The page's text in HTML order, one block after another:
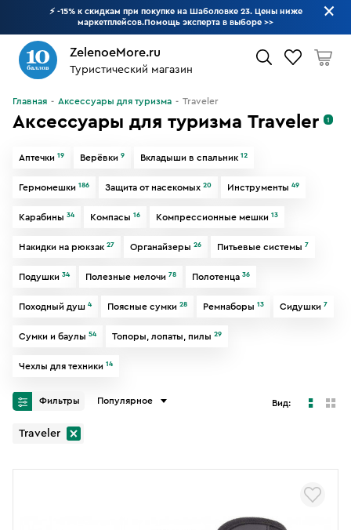
⚡ -15% к скидкам при покупке на Шаболовке 23. Цены ниже
маркетплейсов.Помощь эксперта в выборе >>
ZelenoeMore.ru
Туристический магазин
Что будем искать?
Главная Аксессуары для туризма Traveler
Аксессуары для туризма Traveler 1
Аптечки 19 Верёвки 9 Вкладыши в спальник 12
Гермомешки 186 Защита от насекомых 20 Инструменты 49
Карабины 34 Компасы 16 Компрессионные мешки 13
Накидки на рюкзак 27 Органайзеры 26 Питьевые системы 7
Подушки 34 Полезные мелочи 78 Полотенца 36
Походный душ 4 Поясные сумки 28 Ремнаборы 13 Сидушки 7
Сумки и баулы 54 Топоры, лопаты, пилы 29
Чехлы для техники 14
Фильтры Популярное Вид:
Traveler